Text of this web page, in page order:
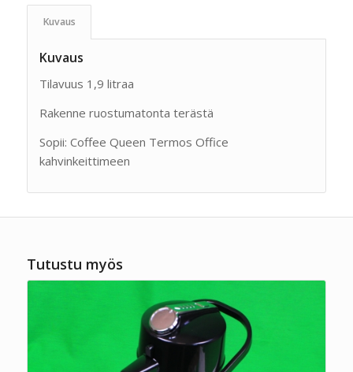
Kuvaus
Kuvaus
Tilavuus 1,9 litraa
Rakenne ruostumatonta terästä
Sopii: Coffee Queen Termos Office
kahvinkeittimeen
Tutustu myös